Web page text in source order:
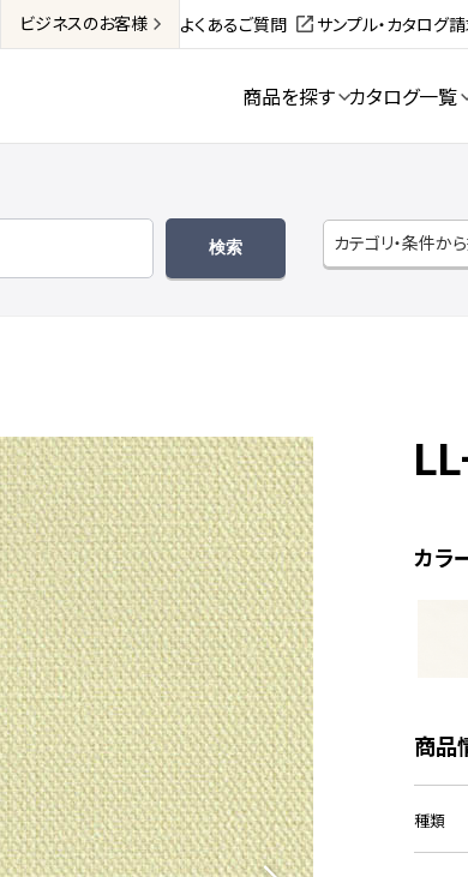
ビジネスのお客様 よくあるご質問 サンプル・カタログ
商品を探す カタログ一覧
カテゴリ・条件か
カラ
商品
種類